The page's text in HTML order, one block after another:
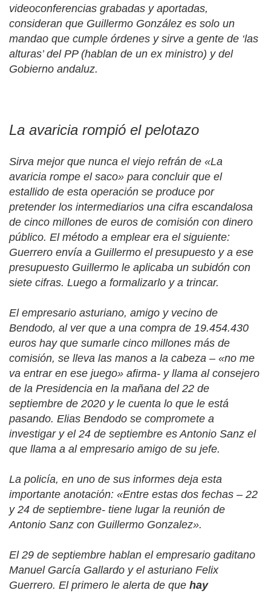
videoconferencias grabadas y aportadas,
consideran que Guillermo González es solo un
mandao que cumple órdenes y sirve a gente de ‘las
alturas’del PP (hablan de un ex ministro) y del
Gobierno andaluz.
La avaricia rompió el pelotazo
Sirva mejor que nunca el viejo refrán de «La
avaricia rompe el saco» para concluir que el
estallido de esta operación se produce por
pretender los intermediarios una cifra escandalosa
de cinco millones de euros de comisión con dinero
público. El método a emplear era el siguiente:
Guerrero envía a Guillermo el presupuesto y a ese
presupuesto Guillermo le aplicaba un subidón con
siete cifras. Luego a formalizarlo y a trincar.
El empresario asturiano, amigo y vecino de
Bendodo, al ver que a una compra de 19.454.430
euros hay que sumarle cinco millones más de
comisión, se lleva las manos a la cabeza – «no me
va entrar en ese juego» afirma- y llama al consejero
de la Presidencia en la mañana del 22 de
septiembre de 2020 y le cuenta lo que le está
pasando. Elias Bendodo se compromete a
investigar y el 24 de septiembre es Antonio Sanz el
que llama a al empresario amigo de su jefe.
La policía, en uno de sus informes deja esta
importante anotación: «Entre estas dos fechas – 22
y 24 de septiembre- tiene lugar la reunión de
Antonio Sanz con Guillermo Gonzalez».
El 29 de septiembre hablan el empresario gaditano
Manuel García Gallardo y el asturiano Felix
Guerrero. El primero le alerta de que hay